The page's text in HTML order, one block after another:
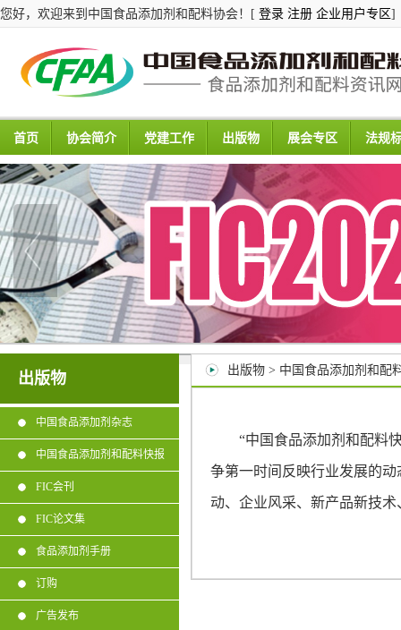
您好，欢迎来到中国食品添加剂和配料协会！[ 登录 注册 企业用户专区]
首页 协会简介 党建工作 出版物 展会专区 法规
出版物
中国食品添加剂杂志
中国食品添加剂和配料快报
FIC会刊
FIC论文集
食品添加剂手册
订购
广告发布
出版物 > 中国食品添加剂和配
“中国食品添加剂和配料
争第一时间反映行业发展的
动、企业风采、新产品新技